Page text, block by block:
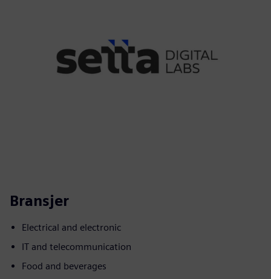
Bransjer
Electrical and electronic
IT and telecommunication
Food and beverages